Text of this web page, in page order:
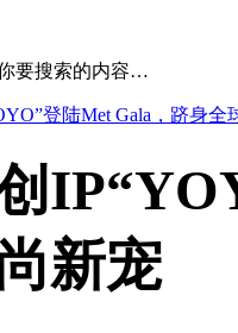
要搜索的内容…
登陆Met Gala，跻身全
新宠